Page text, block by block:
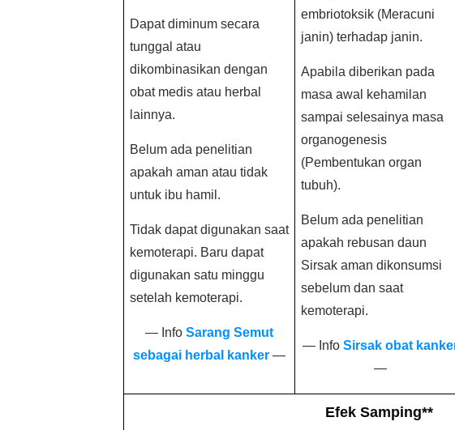
Dapat diminum secara
tunggal atau
dikombinasikan dengan
obat medis atau herbal
lainnya.
Belum ada penelitian
apakah aman atau tidak
untuk ibu hamil.
Tidak dapat digunakan saat
kemoterapi. Baru dapat
digunakan satu minggu
setelah kemoterapi.
— Info Sarang Semut
sebagai herbal kanker —
embriotoksik (Meracuni
janin) terhadap janin.
Apabila diberikan pada
masa awal kehamilan
sampai selesainya masa
organogenesis
(Pembentukan organ
tubuh).
Belum ada penelitian
apakah rebusan daun
Sirsak aman dikonsumsi
sebelum dan saat
kemoterapi.
— Info Sirsak obat
—
Efek Samping**